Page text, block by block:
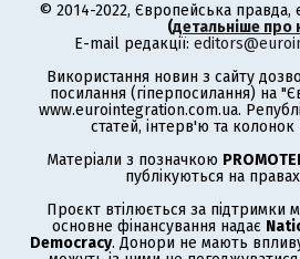
© 2014-2022, Європейська
(детальніше про
E-mail редакції:
Використання новин з сайту
посилання (гіперпосилання) на
www.eurointegration.com.ua.
статей, інтерв'ю та колонок
Матеріали з позначкою
публікуються на
Проєкт втілюється за підтримки
основне фінансування надає
Democracy. Донори не мають впливу